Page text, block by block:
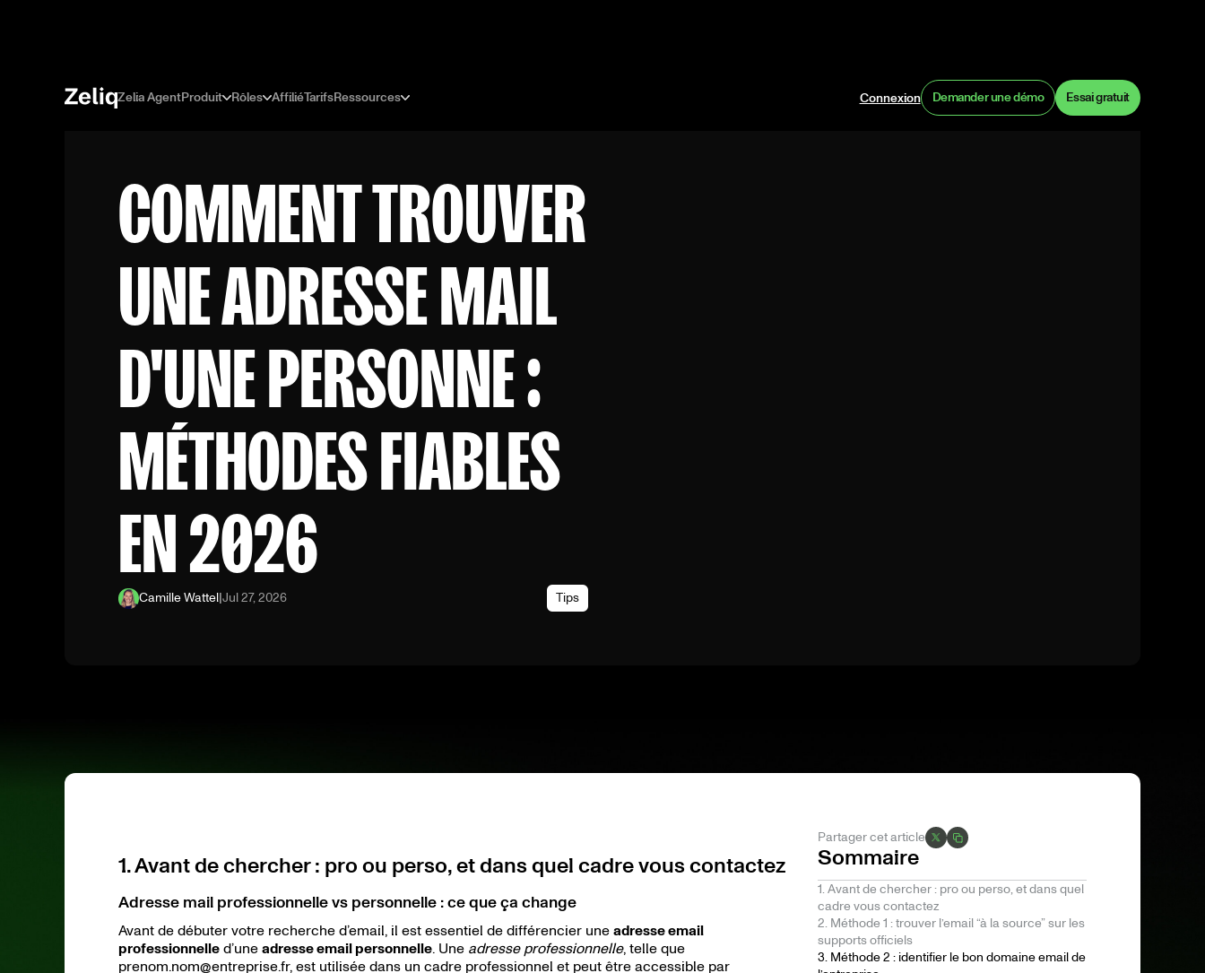
Zelia AgentProduit Rôles AffiliéTarifsRessources Connexion Demander une démo Essai gratuit
COMMENT TROUVER
UNE ADRESSE MAIL
D'UNE PERSONNE :
MÉTHODES FIABLES
EN 2026
Camille Wattel|Jul 27, 2026 Tips
1. Avant de chercher : pro ou perso, et dans quel cadre vous contactez
Adresse mail professionnelle vs personnelle : ce que ça change
Avant de débuter votre recherche d’email, il est essentiel de différencier une adresse email
professionnelle d’une adresse email personnelle. Une adresse professionnelle, telle que
prenom.nom@entreprise.fr, est utilisée dans un cadre professionnel et peut être accessible par
Partager cet article
Sommaire
1. Avant de chercher : pro ou perso, et dans quel
cadre vous contactez
2. Méthode 1 : trouver l’email “à la source” sur les
supports officiels
3. Méthode 2 : identifier le bon domaine email de